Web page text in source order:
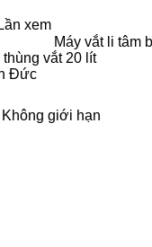
xem
Máy vắt li tâm
vắt 20 lít
Đức
Không giới hạn